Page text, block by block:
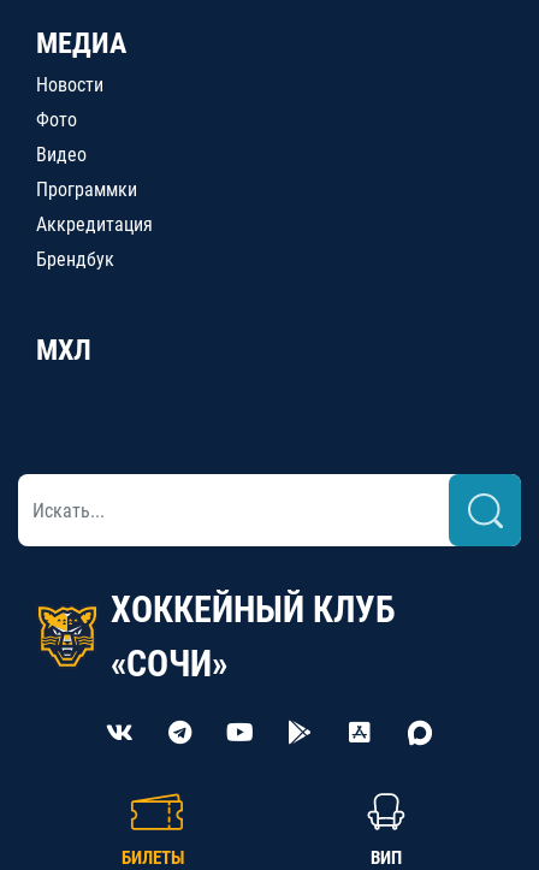
МЕДИА
Новости
Фото
Видео
Программки
Аккредитация
Брендбук
МХЛ
ХОККЕЙНЫЙ КЛУБ
«СОЧИ»
БИЛЕТЫ ВИП